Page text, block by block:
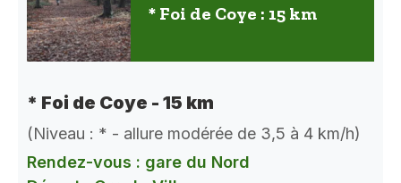
* Foi de Coye : 15 km
* Foi de Coye - 15 km
(Niveau : * - allure modérée de 3,5 à 4 km/h)
Rendez-vous : gare du Nord